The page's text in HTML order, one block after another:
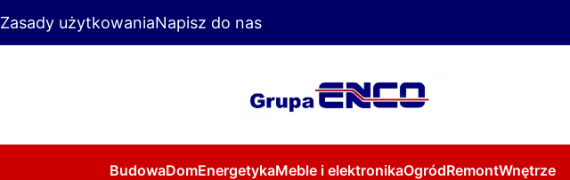
Zasady użytkowaniaNapisz do nas
BudowaDomEnergetykaMeble i elektronikaOgródRemontWnętrze